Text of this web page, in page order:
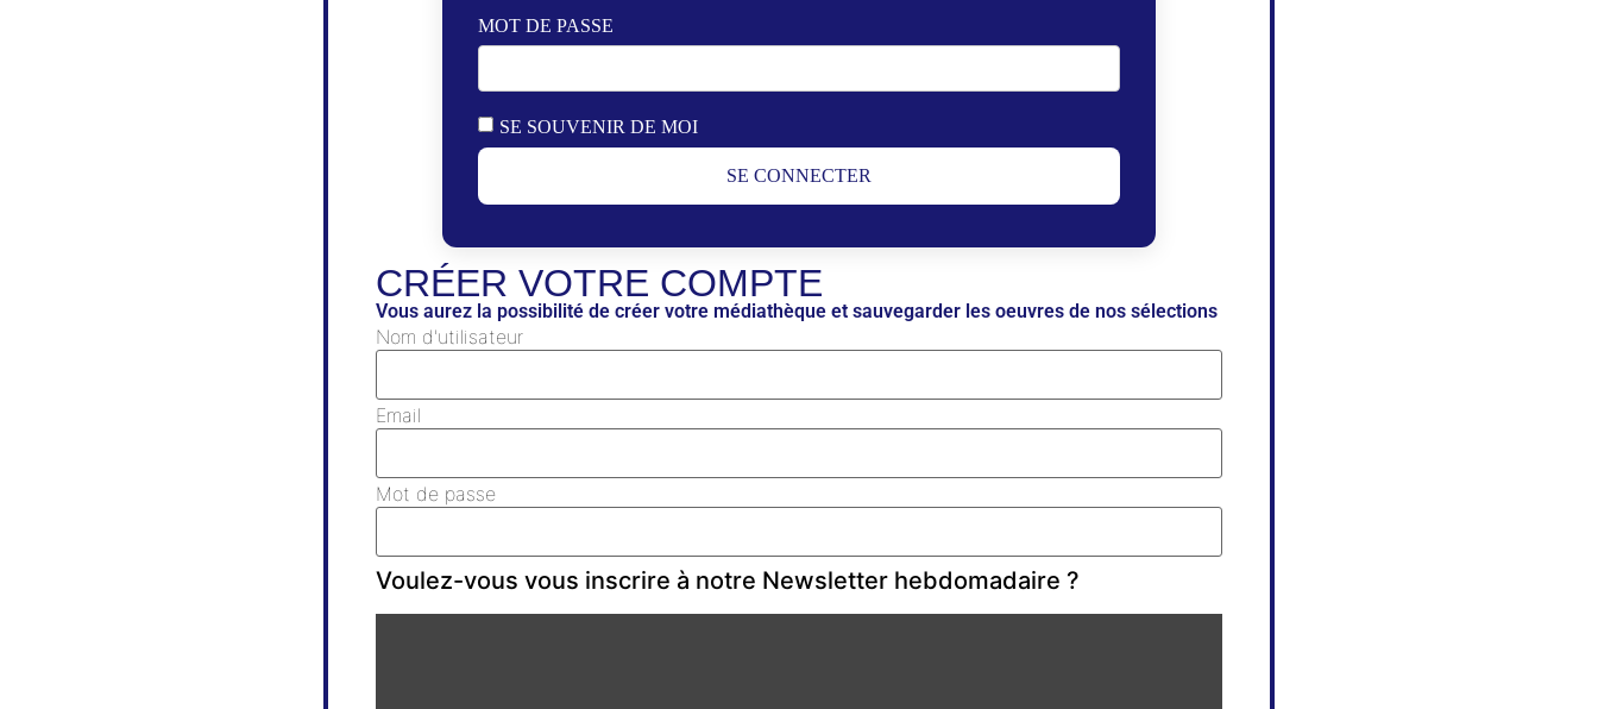
MOT DE PASSE
SE SOUVENIR DE MOI
SE CONNECTER
CRÉER VOTRE COMPTE
Vous aurez la possibilité de créer votre médiathèque et sauvegarder les oeuvres de nos sélections
Nom d'utilisateur
Email
Mot de passe
Voulez-vous vous inscrire à notre Newsletter hebdomadaire ?